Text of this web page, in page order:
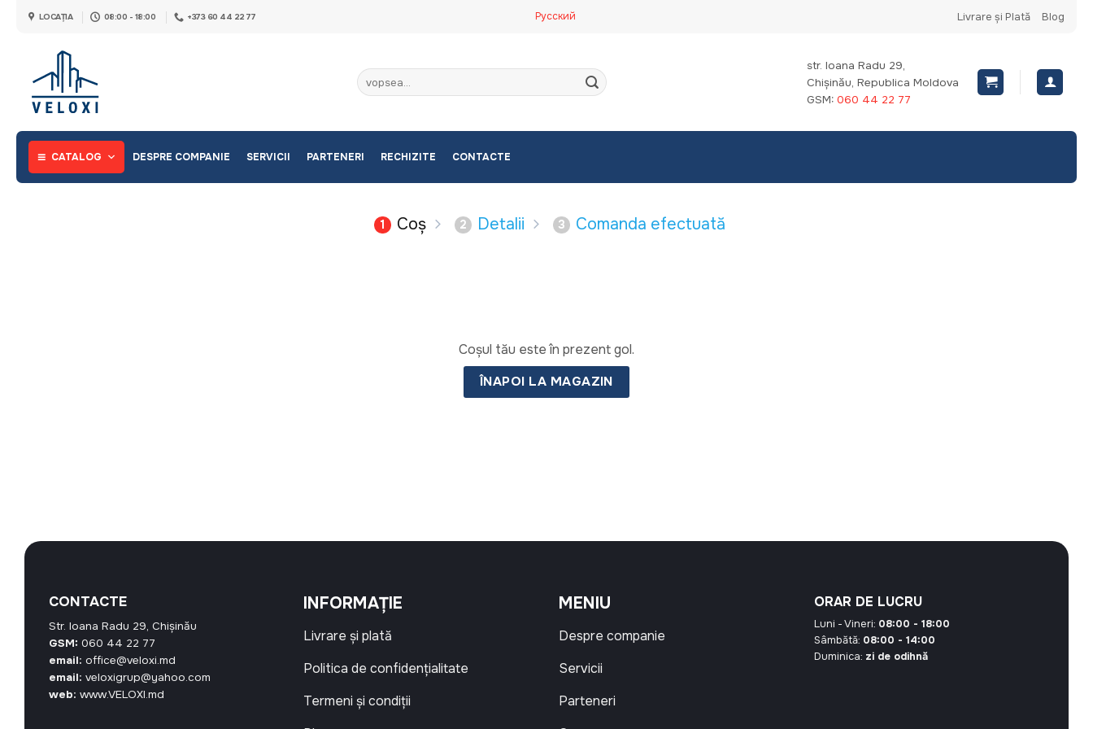
LOCAȚIA 08:00 - 18:00 +373 60 44 22 77 Русский Livrare și Plată Blog
Caută
după:
str. Ioana Radu 29,
Chișinău, Republica Moldova
GSM: 060 44 22 77
CATALOG DESPRE COMPANIE SERVICII PARTENERI RECHIZITE CONTACTE
1 Coș 2 Detalii 3 Comanda efectuată
Coșul tău este în prezent gol.
ÎNAPOI LA MAGAZIN
CONTACTE
Str. Ioana Radu 29, Chișinău
GSM: 060 44 22 77
email: office@veloxi.md
email: veloxigrup@yahoo.com
web: www.VELOXI.md
INFORMAȚIE
Livrare și plată
Politica de confidențialitate
Termeni și condiții
MENIU
Despre companie
Servicii
Parteneri
ORAR DE LUCRU
Luni - Vineri: 08:00 - 18:00
Sâmbătă: 08:00 - 14:00
Duminica: zi de odihnă